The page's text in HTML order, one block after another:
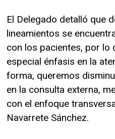
El Delegado detalló que
lineamientos se
con los pacientes, por lo
especial énfasis en la
forma, queremos
en la consulta externa,
con el enfoque
Navarrete Sánchez.